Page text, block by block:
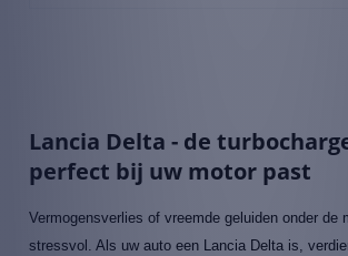
Lancia Delta - de
perfect bij uw motor past
Vermogensverlies of vreemde geluiden onder de
stressvol. Als uw auto een Lancia Delta is,